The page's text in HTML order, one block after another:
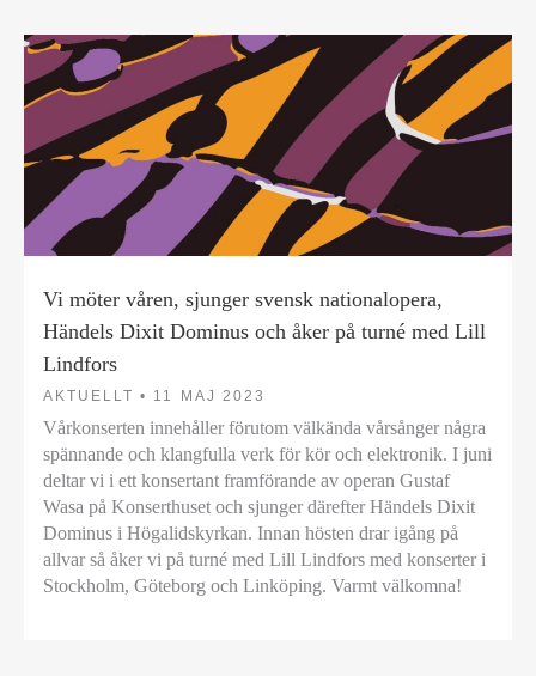
Vi möter våren, sjunger svensk nationalopera,
Händels Dixit Dominus och åker på turné med Lill
Lindfors
AKTUELLT • 11 MAJ 2023
Vårkonserten innehåller förutom välkända vårsånger några
spännande och klangfulla verk för kör och elektronik. I juni
deltar vi i ett konsertant framförande av operan Gustaf
Wasa på Konserthuset och sjunger därefter Händels Dixit
Dominus i Högalidskyrkan. Innan hösten drar igång på
allvar så åker vi på turné med Lill Lindfors med konserter i
Stockholm, Göteborg och Linköping. Varmt välkomna!